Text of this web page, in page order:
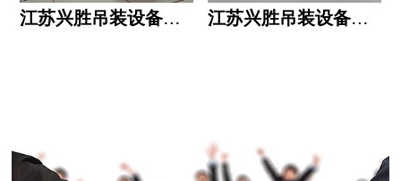
江苏兴胜吊装设备有限公司五大透明 江苏兴胜吊装设备有限公司运作模式